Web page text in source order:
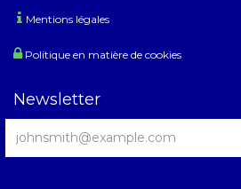
Mentions légales
Politique en matière de cookies
Newsletter